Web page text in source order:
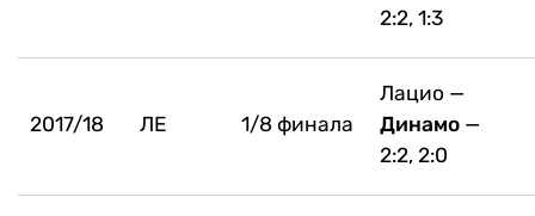
2:2, 1:3
2017/18 ЛЕ 1/8 финала
Лацио —
Динамо —
2:2, 2:0